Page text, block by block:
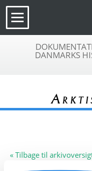
DANMARKS
« Tilbage til